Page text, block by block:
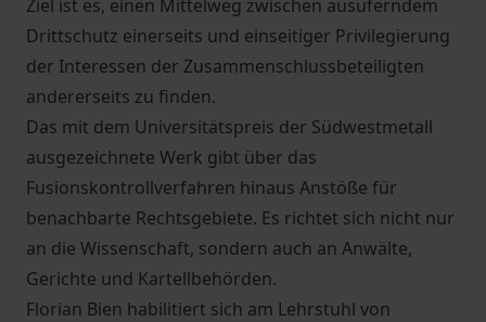
Ziel ist es, einen Mittelweg zwischen ausuferndem
Drittschutz einerseits und einseitiger Privilegierung
der Interessen der Zusammenschlussbeteiligten
andererseits zu finden.
Das mit dem Universitätspreis der Südwestmetall
ausgezeichnete Werk gibt über das
Fusionskontrollverfahren hinaus Anstöße für
benachbarte Rechtsgebiete. Es richtet sich nicht nur
an die Wissenschaft, sondern auch an Anwälte,
Gerichte und Kartellbehörden.
Florian Bien habilitiert sich am Lehrstuhl von